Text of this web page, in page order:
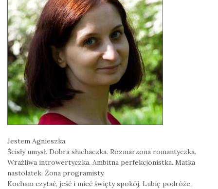
Jestem Agnieszka.
Ścisły umysł. Dobra słuchaczka. Rozmarzona romantyczka.
Wrażliwa introwertyczka. Ambitna perfekcjonistka. Matka
nastolatek. Żona programisty.
Kocham czytać, jeść i mieć święty spokój. Lubię podróże,